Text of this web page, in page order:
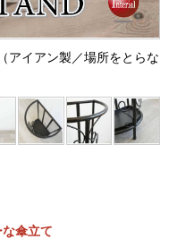
アイアン製／場所をとらな
傘立て